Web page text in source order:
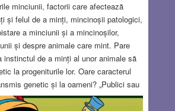
minciunii, factorii care afectează
și felul de a minți, mincinoșii patologici,
a minciunii și a mincinoșilor,
și despre animale care mint. Pare
instinctul de a minți al unor animale să
la progeniturile lor. Oare caracterul
genetic și la oameni? „Publici sau
publish or perish) este sloganul care-i